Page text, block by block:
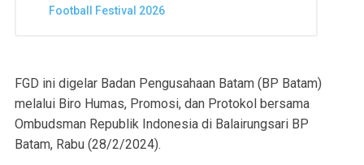
Football Festival 2026
FGD ini digelar Badan Pengusahaan Batam (BP Batam)
melalui Biro Humas, Promosi, dan Protokol bersama
Ombudsman Republik Indonesia di Balairungsari BP
Batam, Rabu (28/2/2024).